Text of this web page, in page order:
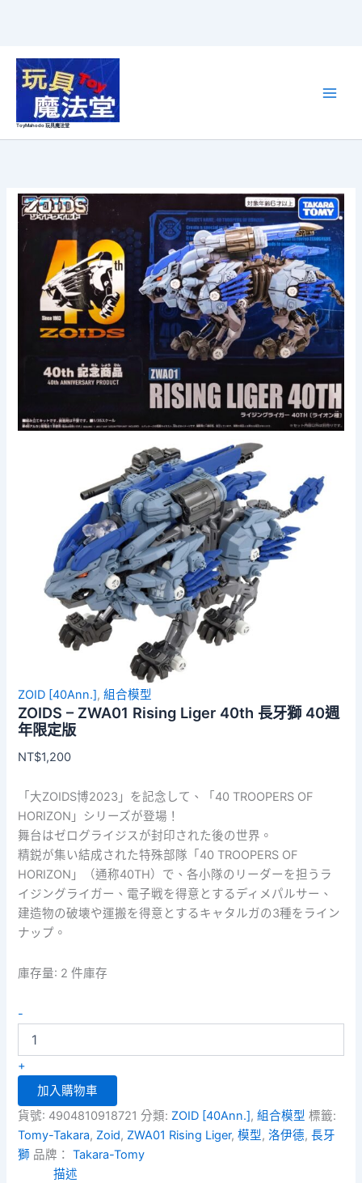
ToyMahodo 玩具魔法堂
ZOID [40Ann.],組合模型
ZOIDS – ZWA01 Rising Liger 40th 長牙獅 40週
年限定版
NT$1,200
「大ZOIDS博2023」を記念して、「40 TROOPERS OF
HORIZON」シリーズが登場！
舞台はゼログライジスが封印された後の世界。
精鋭が集い結成された特殊部隊「40 TROOPERS OF
HORIZON」（通称40TH）で、各小隊のリーダーを担うラ
イジングライガー、電子戦を得意とするディメパルサー、
建造物の破壊や運搬を得意とするキャタルガの3種をライン
ナップ。
庫存量: 2 件庫存
-
-
ZWA01
Rising
Liger
40th
長
牙
獅
40
+
加入購物車
貨號: 4904810918721 分類: ZOID [40Ann.],組合模型 標籤:
Tomy-Takara, Zoid, ZWA01 Rising Liger,模型 ,洛伊德,長牙
獅 品牌：Takara-Tomy
描述